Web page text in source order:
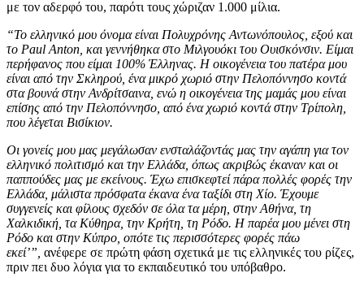
με τον αδερφό του, παρότι τους χώριζαν 1.000 μίλια.
“Το ελληνικό μου όνομα είναι Πολυχρόνης Αντωνόπουλος, εξού και
το Paul Anton, και γεννήθηκα στο Μιλγουόκι του Ουισκόνσιν. Είμαι
περήφανος που είμαι 100% Έλληνας. Η οικογένεια του πατέρα μου
είναι από την Σκληρού, ένα μικρό χωριό στην Πελοπόννησο κοντά
στα βουνά στην Ανδρίτσαινα, ενώ η οικογένεια της μαμάς μου είναι
επίσης από την Πελοπόννησο, από ένα χωριό κοντά στην Τρίπολη,
που λέγεται Βισίκιον.
Οι γονείς μου μας μεγάλωσαν ενσταλάζοντάς μας την αγάπη για τον
ελληνικό πολιτισμό και την Ελλάδα, όπως ακριβώς έκαναν και οι
παππούδες μας με εκείνους. Έχω επισκεφτεί πάρα πολλές φορές την
Ελλάδα, μάλιστα πρόσφατα έκανα ένα ταξίδι στη Χίο. Έχουμε
συγγενείς και φίλους σχεδόν σε όλα τα μέρη, στην Αθήνα, τη
Χαλκιδική, τα Κύθηρα, την Κρήτη, τη Ρόδο. Η παρέα μου μένει στη
Ρόδο και στην Κύπρο, οπότε τις περισσότερες φορές πάω
εκεί’”, ανέφερε σε πρώτη φάση σχετικά με τις ελληνικές του ρίζες,
πριν πει δυο λόγια για το εκπαιδευτικό του υπόβαθρο.